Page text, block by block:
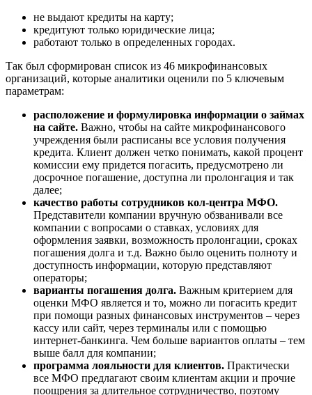
не выдают кредиты на карту;
кредитуют только юридические лица;
работают только в определенных городах.
Так был сформирован список из 46 микрофинансовых
организаций, которые аналитики оценили по 5 ключевым
параметрам:
расположение и формулировка информации о займах
на сайте. Важно, чтобы на сайте микрофинансового
учреждения были расписаны все условия получения
кредита. Клиент должен четко понимать, какой процент
комиссии ему придется погасить, предусмотрено ли
досрочное погашение, доступна ли пролонгация и так
далее;
качество работы сотрудников кол-центра МФО.
Представители компании вручную обзванивали все
компании с вопросами о ставках, условиях для
оформления заявки, возможность пролонгации, сроках
погашения долга и т.д. Важно было оценить полноту и
доступность информации, которую представляют
операторы;
варианты погашения долга. Важным критерием для
оценки МФО является и то, можно ли погасить кредит
при помощи разных финансовых инструментов – через
кассу или сайт, через терминалы или с помощью
интернет-банкинга. Чем больше вариантов оплаты – тем
выше балл для компании;
программа лояльности для клиентов. Практически
все МФО предлагают своим клиентам акции и прочие
поощрения за длительное сотрудничество, поэтому